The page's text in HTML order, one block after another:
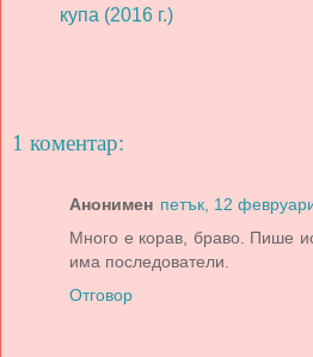
купа (2016 г.)
1 коментар:
Анонимен петък, 12
Много е корав, браво. Пише
има последователи.
Отговор